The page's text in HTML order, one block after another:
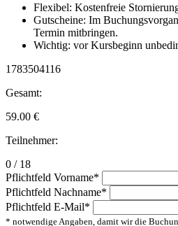
Flexibel: Kostenfreie
Gutscheine: Im
Termin mitbringen.
Wichtig: vor Kursbeginn
1783504116
Gesamt:
59.00 €
Teilnehmer:
0 / 18
Pflichtfeld Vorname*
Pflichtfeld Nachname*
Pflichtfeld E-Mail*
* notwendige Angaben, damit wir die